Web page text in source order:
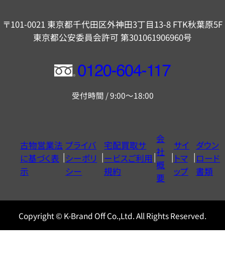
〒101-0021 東京都千代田区外神田3丁目13-8 FTK秋葉原5F
東京都公安委員会許可 第301061906960号
フ
ー
ヤ
ル
0120604117
受付時間 / 9:00～18:00
古物営業法
に基づく表
示
プライバ
シーポリ
シー
宅配買取サ
ービスご利用
規約
会
社
概
要
サイ
トマ
ップ
ダウン
ロード
書類
Copyright © K-Brand Off Co.,Ltd. All Rights Reserved.